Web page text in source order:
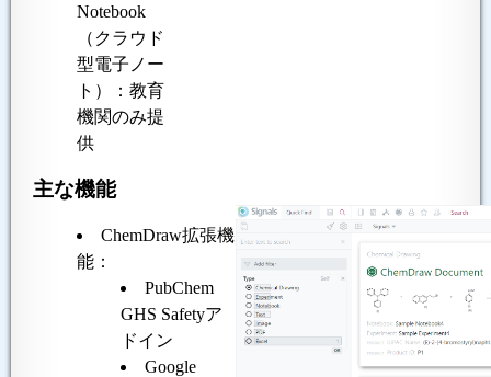
Notebook
（クラウド
型電子ノー
ト）：教育
機関のみ提
供
主な機能
ChemDraw拡張機
能：
PubChem
GHS Safetyア
ドイン
Google